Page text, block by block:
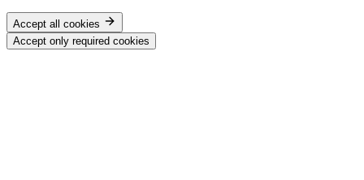
Accept all cookies
Accept only required cookies